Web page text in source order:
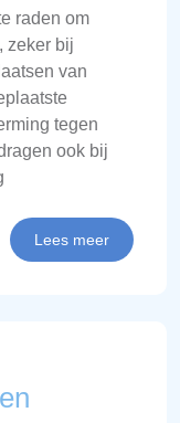
raden om
zeker bij
van
tegen
ook bij
Lees meer